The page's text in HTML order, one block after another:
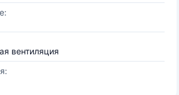
вентиляция